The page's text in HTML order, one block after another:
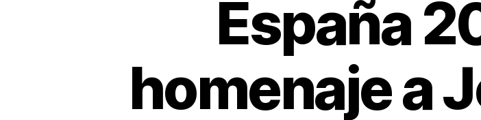
España
homenaje a